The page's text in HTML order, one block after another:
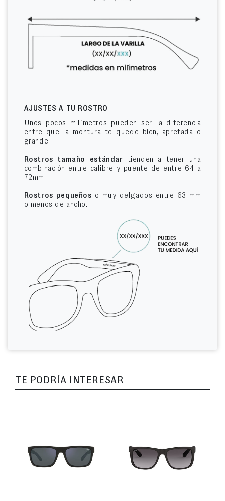
AJUSTES A TU ROSTRO
Unos pocos milímetros pueden ser la diferencia
entre que la montura te quede bien, apretada o
grande.
Rostros tamaño estándar tienden a tener una
combinación entre calibre y puente de entre 64 a
72mm.
Rostros pequeños o muy delgados entre 63 mm
o menos de ancho.
TE PODRÍA INTERESAR